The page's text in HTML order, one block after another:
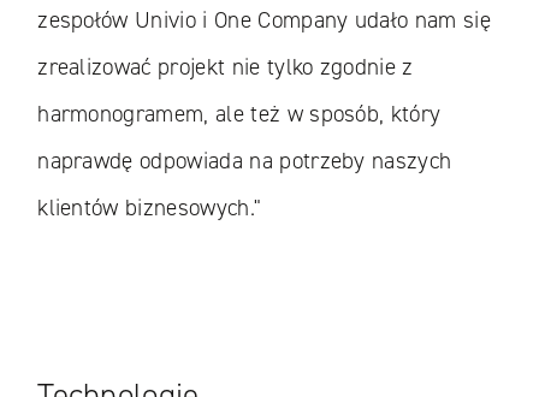
zespołów Univio i One Company udało nam się
zrealizować projekt nie tylko zgodnie z
harmonogramem, ale też w sposób, który
naprawdę odpowiada na potrzeby naszych
klientów biznesowych."